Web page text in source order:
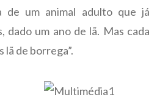
de um animal adulto que já
dado um ano de lã. Mas cada
lã de borrega”.